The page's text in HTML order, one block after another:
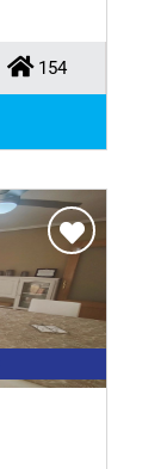
154